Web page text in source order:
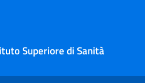
Superiore di Sanità